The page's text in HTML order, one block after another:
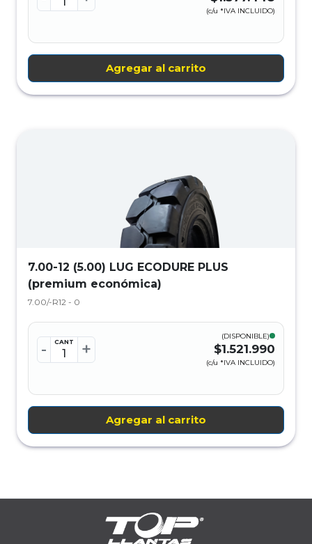
(c/u *IVA INCLUIDO)
Agregar al carrito
7.00-12 (5.00) LUG ECODURE PLUS
(premium económica)
7.00/-R12 - 0
- CANT +
(DISPONIBLE)
$1.521.990
(c/u *IVA INCLUIDO)
Agregar al carrito